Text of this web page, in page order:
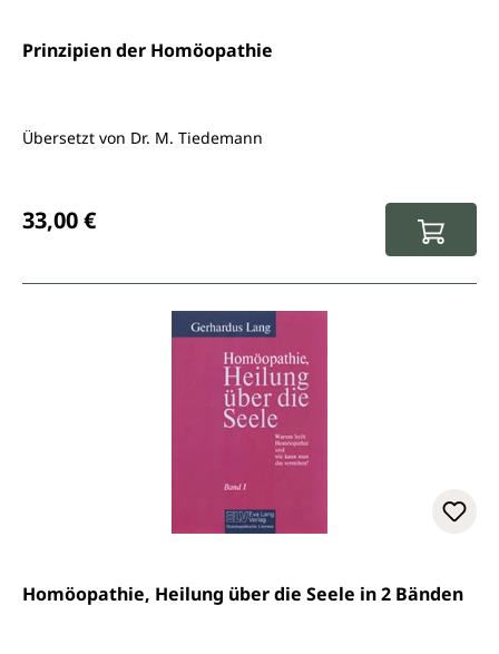
Prinzipien der Homöopathie
Übersetzt von Dr. M. Tiedemann
33,00 €
Homöopathie, Heilung über die Seele in 2 Bänden